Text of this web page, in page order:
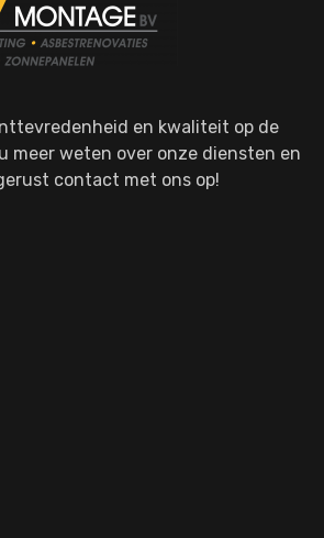
en kwaliteit op de
meer weten over onze diensten en
contact met ons op!